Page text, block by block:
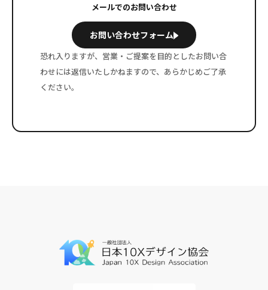
メールでのお問い合わせ
お問い合わせフォーム
恐れ入りますが、営業・ご提案を目的としたお問い合
わせには返信いたしかねますので、あらかじめご了承
ください。